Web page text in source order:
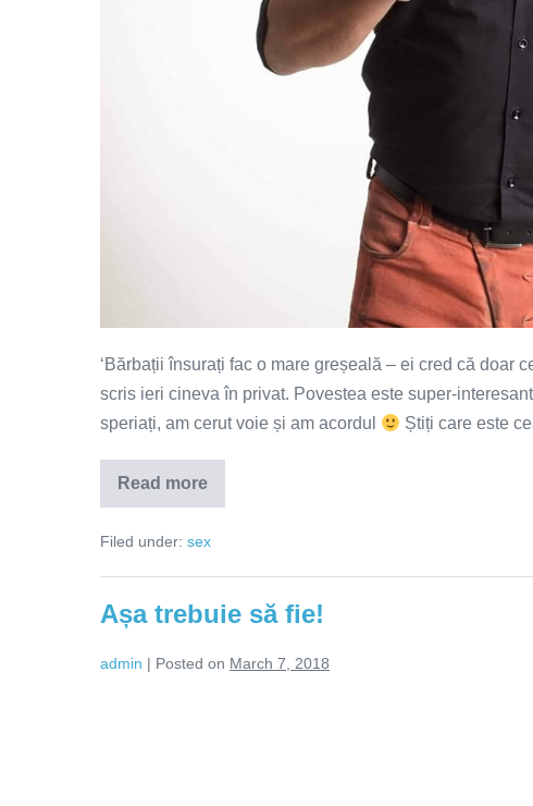
‘Bărbații însurați fac o mare greșeală – ei cred că doar
scris ieri cineva în privat. Povestea este super-
speriați, am cerut voie și am acordul
Știți care este
Read more
Marea
greșeală
bărbaților
Filed under: sex
Așa trebuie să fie!
admin | Posted on March 7, 2018